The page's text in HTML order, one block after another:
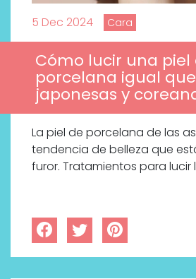
5 Dec 2024 Cara
Cómo lucir una piel
porcelana igual
japonesas y
La piel de porcelana de las
tendencia de belleza que
furor. Tratamientos para lucir